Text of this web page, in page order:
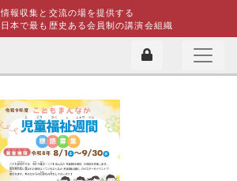
情報収集と交流の場を提供する
日本で最も歴史ある会員制の講演会組織